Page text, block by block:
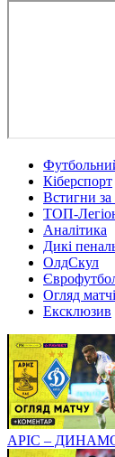
Кіберспорт
Встигни за
ТОП-
Аналітика
Дикі
ОлдСкул
Огляд
Ексклюзив
АРІС – ДИНАМО.